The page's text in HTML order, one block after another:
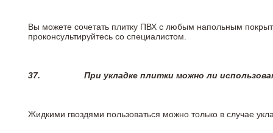
Вы можете сочетать плитку ПВХ с любым напольным
проконсультируйтесь со специалистом.
37. При укладке плитки можно ли
Жидкими гвоздями пользоваться можно только в случае